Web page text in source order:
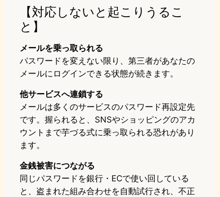
【対応しないと起こりうるこ
と】
メールを乗っ取られる
パスワードを変えない限り、第三者があなたの
メールにログインできる状態が続きます。
他サービスへ連鎖する
メールは多くのサービスのパスワード再設定先
です。握られると、SNSやショッピングのアカ
ウントまで芋づる式に乗っ取られる恐れがあり
ます。
金銭被害につながる
同じパスワードを銀行・ECで使い回している
と、盗まれた組み合わせを自動試行され、不正